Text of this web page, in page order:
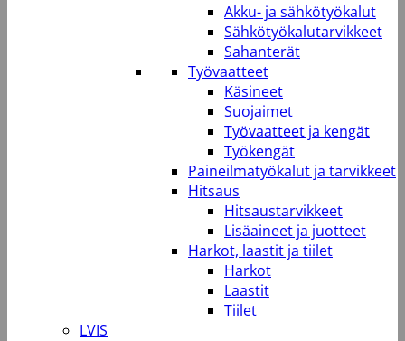
Akku- ja sähkötyökalut
Sähkötyökalutarvikkeet
Sahanterät
Työvaatteet
Käsineet
Suojaimet
Työvaatteet ja kengät
Työkengät
Paineilmatyökalut ja tarvikkeet
Hitsaus
Hitsaustarvikkeet
Lisäaineet ja juotteet
Harkot, laastit ja tiilet
Harkot
Laastit
Tiilet
LVIS